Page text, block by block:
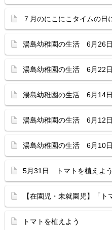
７月のにこにこタイムの日
湯島幼稚園の生活 6月26
湯島幼稚園の生活 6月22
湯島幼稚園の生活 6月14
湯島幼稚園の生活 6月12
湯島幼稚園の生活 6月10
5月31日 トマトを植えよう
【在園児・未就園児】「
トマトを植えよう